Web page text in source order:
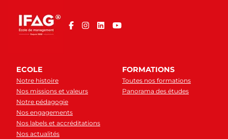
ECOLE
Notre histoire
Nos missions et valeurs
Notre pédagogie
Nos engagements
Nos labels et accréditations
Nos actualités
FORMATIONS
Toutes nos formations
Panorama des études